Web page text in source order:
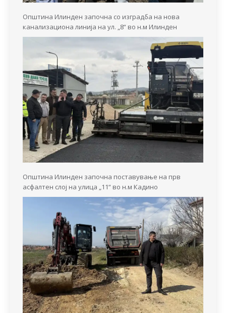
Општина Илинден започна со изградба на нова
канализациона линија на ул. „8“ во н.м Илинден
Општина Илинден започна поставување на прв
асфалтен слој на улица „11“ во н.м Кадино